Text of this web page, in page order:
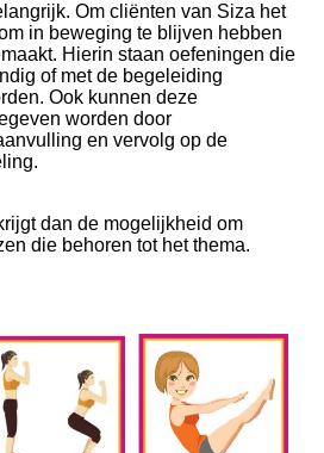
Om cliënten van Siza het
in beweging te blijven hebben
Hierin staan oefeningen die
of met de begeleiding
Ook kunnen deze
worden door
en vervolg op de
dan de mogelijkheid om
die behoren tot het thema.